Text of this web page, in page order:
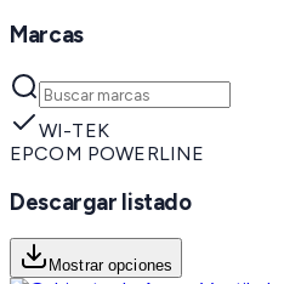
Marcas
WI-TEK
EPCOM POWERLINE
Descargar listado
Mostrar opciones